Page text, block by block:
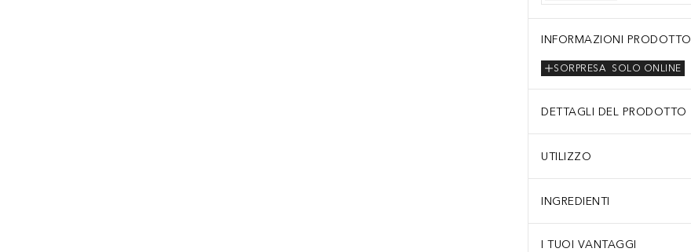
INFORMAZIONI PRODOTTO
SOLO ONLINE
SORPRESA
DETTAGLI DEL PRODOTTO
UTILIZZO
INGREDIENTI
I TUOI VANTAGGI